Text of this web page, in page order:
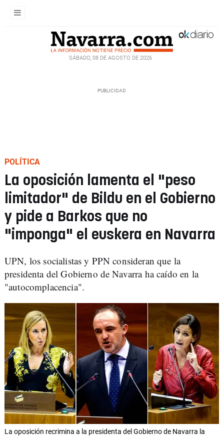
SÁBADO, 08 DE AGOSTO DE 2026
POLÍTICA
La oposición lamenta el "peso
limitador" de Bildu en el Gobierno
y pide a Barkos que no
"imponga" el euskera en Navarra
UPN, los socialistas y PPN consideran que la
presidenta del Gobierno de Navarra ha caído en la
"autocomplacencia".
La oposición recrimina a la presidenta del Gobierno de Navarra la